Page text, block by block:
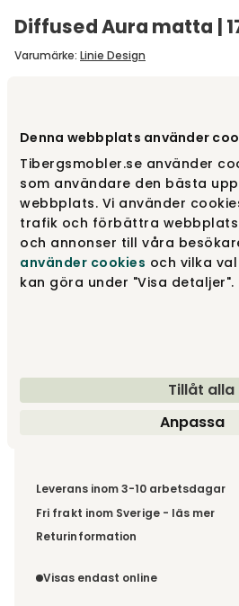
Denna webbplats använder
Tibergsmobler.se använder
som användare den bästa
webbplats. Vi använder
trafik och förbättra
och annonser till våra
använder cookies och vilka
kan göra under "Visa detaljer".
Tillåt alla
Anpassa
Diffused Aura matta |
Varumärke: Linie Design
170X240 cm
Tillbehör
Rekommenderade tillval
Fri frakt över 1.500 kr
Leverans inom 3-10 arbetsdagar
Fri frakt inom Sverige - läs mer
Denna vara skickas till din port/
ordern tillsammans.
Returinformation
order, enligtdistansavtalslagen.
Visas endast online